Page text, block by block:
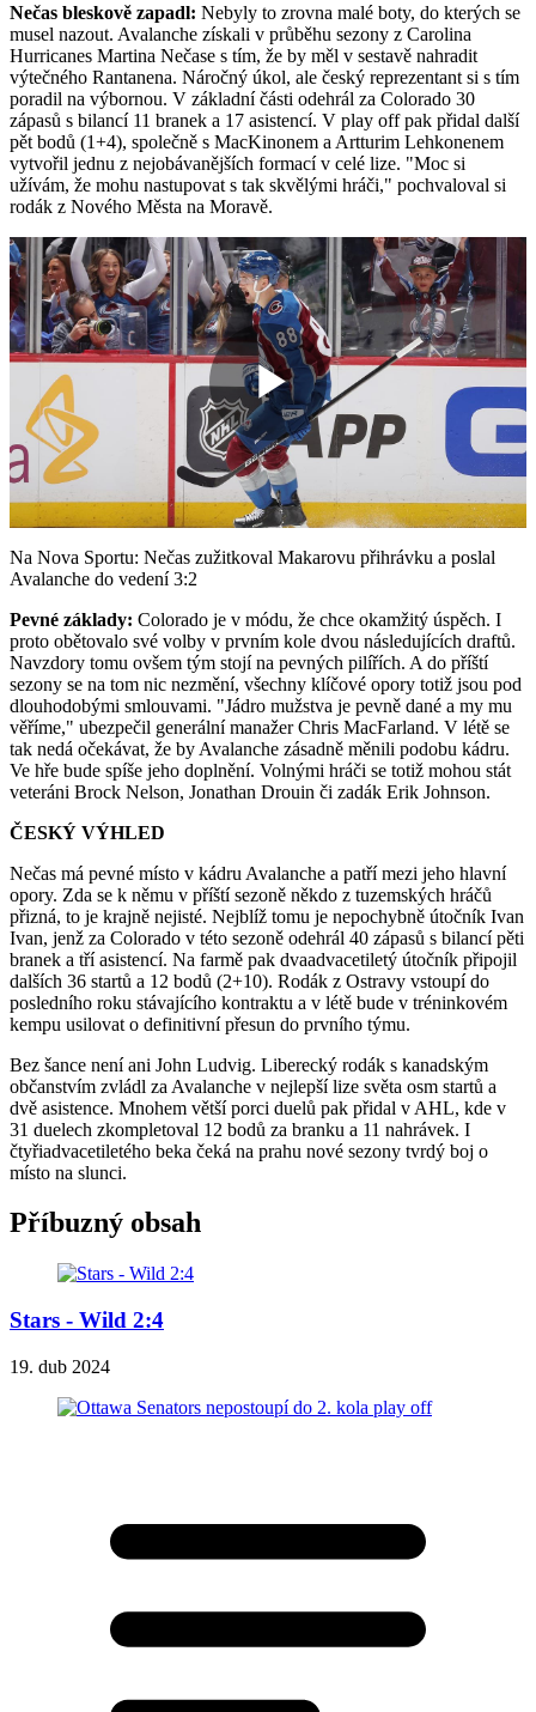
Nečas bleskově zapadl: Nebyly to zrovna malé boty, do kterých se
musel nazout. Avalanche získali v průběhu sezony z Carolina
Hurricanes Martina Nečase s tím, že by měl v sestavě nahradit
výtečného Rantanena. Náročný úkol, ale český reprezentant si s tím
poradil na výbornou. V základní části odehrál za Colorado 30
zápasů s bilancí 11 branek a 17 asistencí. V play off pak přidal další
pět bodů (1+4), společně s MacKinonem a Artturim Lehkonenem
vytvořil jednu z nejobávanějších formací v celé lize. "Moc si
užívám, že mohu nastupovat s tak skvělými hráči," pochvaloval si
rodák z Nového Města na Moravě.
Play
Video
Na Nova Sportu: Nečas zužitkoval Makarovu přihrávku a poslal
Avalanche do vedení 3:2
Pevné základy: Colorado je v módu, že chce okamžitý úspěch. I
proto obětovalo své volby v prvním kole dvou následujících draftů.
Navzdory tomu ovšem tým stojí na pevných pilířích. A do příští
sezony se na tom nic nezmění, všechny klíčové opory totiž jsou pod
dlouhodobými smlouvami. "Jádro mužstva je pevně dané a my mu
věříme," ubezpečil generální manažer Chris MacFarland. V létě se
tak nedá očekávat, že by Avalanche zásadně měnili podobu kádru.
Ve hře bude spíše jeho doplnění. Volnými hráči se totiž mohou stát
veteráni Brock Nelson, Jonathan Drouin či zadák Erik Johnson.
ČESKÝ VÝHLED
Nečas má pevné místo v kádru Avalanche a patří mezi jeho hlavní
opory. Zda se k němu v příští sezoně někdo z tuzemských hráčů
přizná, to je krajně nejisté. Nejblíž tomu je nepochybně útočník Ivan
Ivan, jenž za Colorado v této sezoně odehrál 40 zápasů s bilancí pěti
branek a tří asistencí. Na farmě pak dvaadvacetiletý útočník připojil
dalších 36 startů a 12 bodů (2+10). Rodák z Ostravy vstoupí do
posledního roku stávajícího kontraktu a v létě bude v tréninkovém
kempu usilovat o definitivní přesun do prvního týmu.
Bez šance není ani John Ludvig. Liberecký rodák s kanadským
občanstvím zvládl za Avalanche v nejlepší lize světa osm startů a
dvě asistence. Mnohem větší porci duelů pak přidal v AHL, kde v
31 duelech zkompletoval 12 bodů za branku a 11 nahrávek. I
čtyřiadvacetiletého beka čeká na prahu nové sezony tvrdý boj o
místo na slunci.
Příbuzný obsah
Stars - Wild 2:4
19. dub 2024